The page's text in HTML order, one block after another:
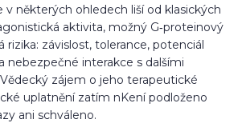
v některých ohledech liší od klasických
aktivita, možný G‑proteinový
rizika: závislost, tolerance, potenciál
nebezpečné interakce s dalšími
zájem o jeho terapeutické
uplatnění zatím nKení podloženo
ani schváleno.